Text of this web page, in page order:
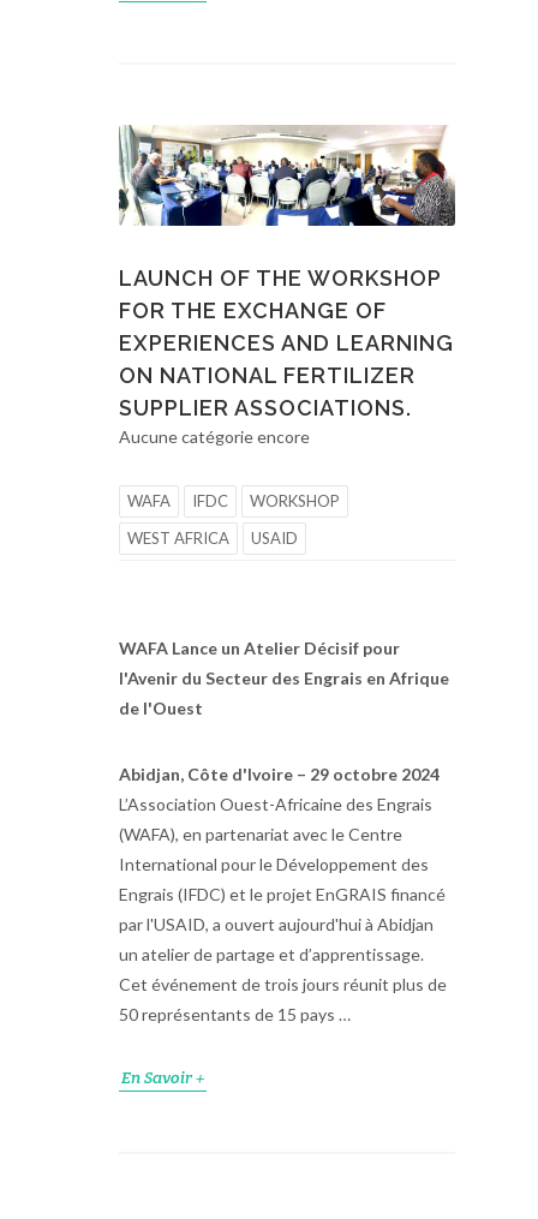
LAUNCH OF THE WORKSHOP
FOR THE EXCHANGE OF
EXPERIENCES AND LEARNING
ON NATIONAL FERTILIZER
SUPPLIER ASSOCIATIONS.
Aucune catégorie encore
WAFA IFDC
WORKSHOP
WEST AFRICA
USAID
WAFA Lance un Atelier Décisif pour
l'Avenir du Secteur des Engrais en Afrique
de l'Ouest
Abidjan, Côte d'Ivoire – 29 octobre 2024
L’Association Ouest-Africaine des Engrais
(WAFA), en partenariat avec le Centre
International pour le Développement des
Engrais (IFDC) et le projet EnGRAIS financé
par l'USAID, a ouvert aujourd'hui à Abidjan
un atelier de partage et d’apprentissage.
Cet événement de trois jours réunit plus de
50 représentants de 15 pays …
En Savoir +